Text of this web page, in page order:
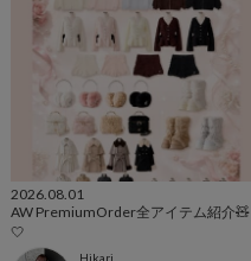
2026.08.01
AW PremiumOrder全アイテム紹介🧸
🤍
Hikari